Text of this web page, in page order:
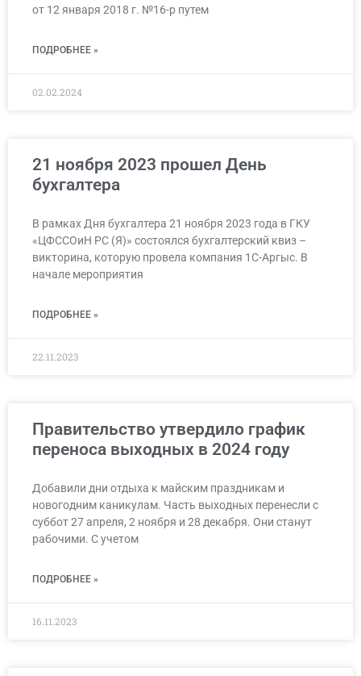
от 12 января 2018 г. №16-р путем
ПОДРОБНЕЕ »
02.02.2024
21 ноября 2023 прошел День
бухгалтера
В рамках Дня бухгалтера 21 ноября 2023 года в ГКУ
«ЦФССОиН РС (Я)» состоялся бухгалтерский квиз –
викторина, которую провела компания 1С-Аргыс. В
начале мероприятия
ПОДРОБНЕЕ »
22.11.2023
Правительство утвердило график
переноса выходных в 2024 году
Добавили дни отдыха к майским праздникам и
новогодним каникулам. Часть выходных перенесли с
суббот 27 апреля, 2 ноября и 28 декабря. Они станут
рабочими. С учетом
ПОДРОБНЕЕ »
16.11.2023